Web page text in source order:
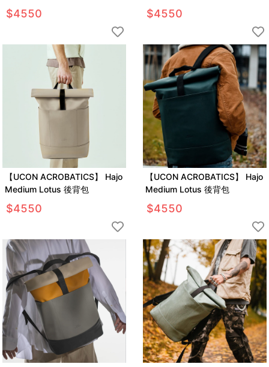
$4550 $4550
【UCON ACROBATICS】 Hajo
Medium Lotus 後背包
$4550
【UCON ACROBATICS】 Hajo
Medium Lotus 後背包
$4550